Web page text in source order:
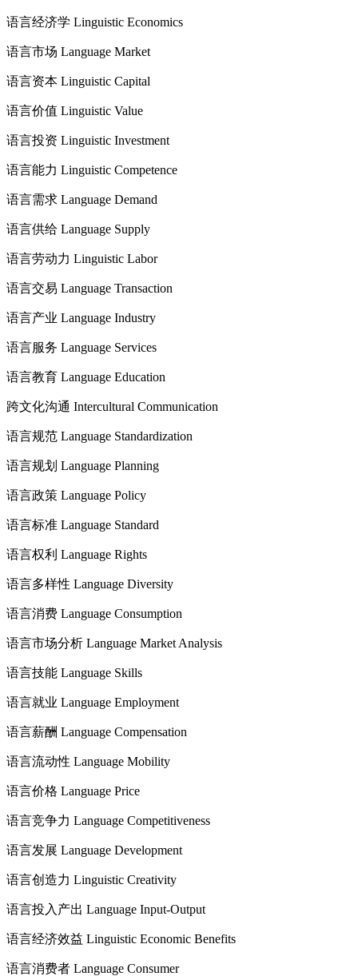
语言经济学 Linguistic Economics
语言市场 Language Market
语言资本 Linguistic Capital
语言价值 Linguistic Value
语言投资 Linguistic Investment
语言能力 Linguistic Competence
语言需求 Language Demand
语言供给 Language Supply
语言劳动力 Linguistic Labor
语言交易 Language Transaction
语言产业 Language Industry
语言服务 Language Services
语言教育 Language Education
跨文化沟通 Intercultural Communication
语言规范 Language Standardization
语言规划 Language Planning
语言政策 Language Policy
语言标准 Language Standard
语言权利 Language Rights
语言多样性 Language Diversity
语言消费 Language Consumption
语言市场分析 Language Market Analysis
语言技能 Language Skills
语言就业 Language Employment
语言薪酬 Language Compensation
语言流动性 Language Mobility
语言价格 Language Price
语言竞争力 Language Competitiveness
语言发展 Language Development
语言创造力 Linguistic Creativity
语言投入产出 Language Input-Output
语言经济效益 Linguistic Economic Benefits
语言消费者 Language Consumer